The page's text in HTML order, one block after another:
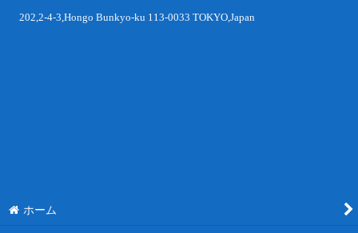
202,2-4-3,Hongo Bunkyo-ku 113-0033 TOKYO,Japan
ホーム